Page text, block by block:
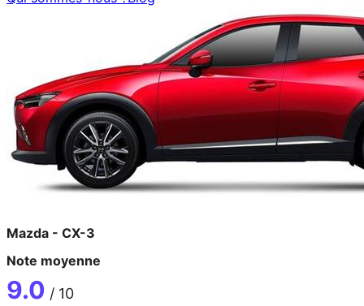
Mazda - CX-3
Note moyenne
9.0 / 10